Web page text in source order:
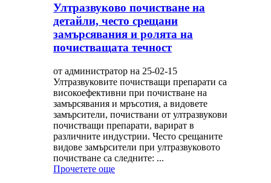
Ултразвуково почистване на
детайли, често срещани
замърсявания и ролята на
почистващата течност
от администратор на 25-02-15
Ултразвуковите почистващи препарати са
високоефективни при почистване на
замърсявания и мръсотия, а видовете
замърсители, почиствани от ултразвукови
почистващи препарати, варират в
различните индустрии. Често срещаните
видове замърсители при ултразвуковото
почистване са следните: ...
Прочетете още